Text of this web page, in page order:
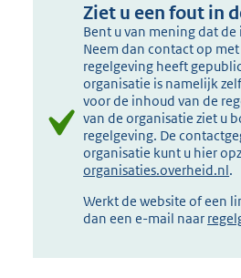
Ziet u een fout in
Bent u van mening dat
Neem dan contact op
regelgeving heeft
organisatie is namelijk
voor de inhoud van de
van de organisatie ziet u
regelgeving. De
organisatie kunt u hier
organisaties.overheid.nl.
Werkt de website of een
dan een e-mail naar